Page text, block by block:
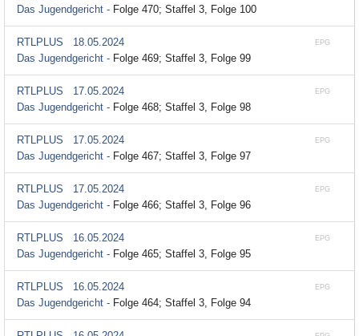
Das Jugendgericht - Folge 470; Staffel 3, Folge 100
EPG
RTLPLUS
18.05.2024
Das Jugendgericht - Folge 469; Staffel 3, Folge 99
EPG
RTLPLUS
17.05.2024
Das Jugendgericht - Folge 468; Staffel 3, Folge 98
EPG
RTLPLUS
17.05.2024
Das Jugendgericht - Folge 467; Staffel 3, Folge 97
EPG
RTLPLUS
17.05.2024
Das Jugendgericht - Folge 466; Staffel 3, Folge 96
EPG
RTLPLUS
16.05.2024
Das Jugendgericht - Folge 465; Staffel 3, Folge 95
EPG
RTLPLUS
16.05.2024
Das Jugendgericht - Folge 464; Staffel 3, Folge 94